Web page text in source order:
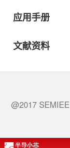
应用手册
文献资料
@2017 SEMIEE